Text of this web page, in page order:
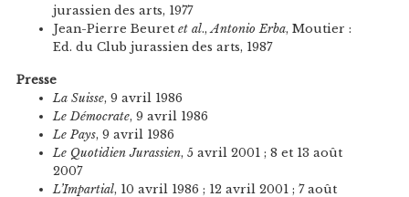
jurassien des arts, 1977
Jean-Pierre Beuret et al., Antonio Erba, Moutier :
Ed. du Club jurassien des arts, 1987
Presse
La Suisse, 9 avril 1986
Le Démocrate, 9 avril 1986
Le Pays, 9 avril 1986
Le Quotidien Jurassien, 5 avril 2001 ; 8 et 13 août
2007
L’Impartial, 10 avril 1986 ; 12 avril 2001 ; 7 août